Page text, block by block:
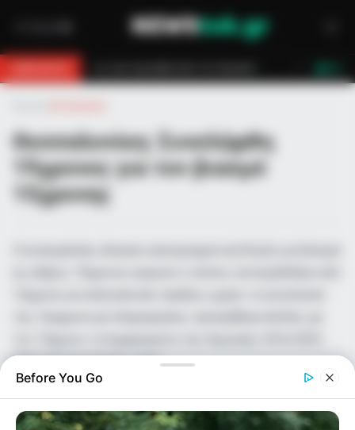
Θεσσαλονίκη: Συνελήφθη
19χρονος για τον βιασμό
15χρονης
μέσα σε αυτοκίνητο, στην…
Before You Go